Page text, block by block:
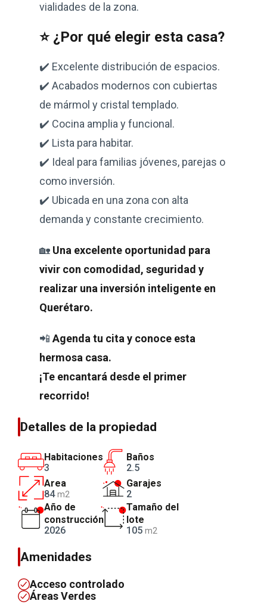
vialidades de la zona.
⭐ ¿Por qué elegir esta casa?
✔️ Excelente distribución de espacios.
✔️ Acabados modernos con cubiertas
de mármol y cristal templado.
✔️ Cocina amplia y funcional.
✔️ Lista para habitar.
✔️ Ideal para familias jóvenes, parejas o
como inversión.
✔️ Ubicada en una zona con alta
demanda y constante crecimiento.
🏡 Una excelente oportunidad para
vivir con comodidad, seguridad y
realizar una inversión inteligente en
Querétaro.
📲 Agenda tu cita y conoce esta
hermosa casa.
¡Te encantará desde el primer
recorrido!
Detalles de la propiedad
Habitaciones
3
Baños
2.5
Area
84m2
Garajes
2
Año de
construcción
2026
Tamaño del
lote
105m2
Amenidades
Acceso controlado
Áreas Verdes